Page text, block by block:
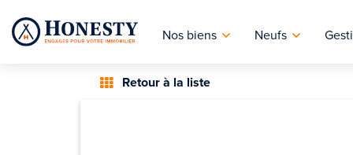
Nos biens Neufs
Retour à la liste